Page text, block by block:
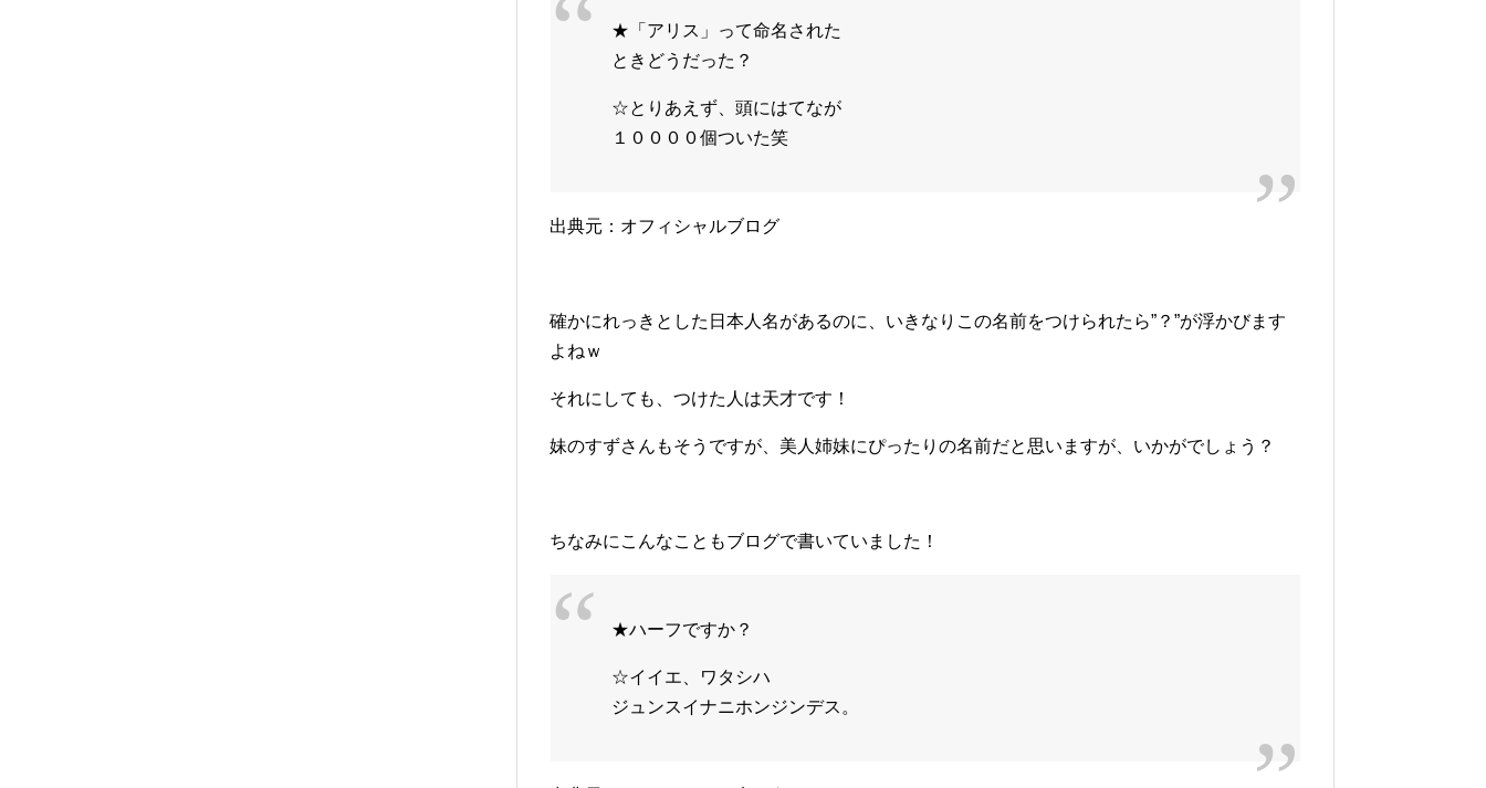
★「アリス」って命名された
ときどうだった？
☆とりあえず、頭にはてなが
１００００個ついた笑
出典元：オフィシャルブログ
確かにれっきとした日本人名があるのに、いきなりこの名前をつけられたら”？”が浮かびます
よねｗ
それにしても、つけた人は天才です！
妹のすずさんもそうですが、美人姉妹にぴったりの名前だと思いますが、いかがでしょう？
ちなみにこんなこともブログで書いていました！
★ハーフですか？
☆イイエ、ワタシハ
ジュンスイナニホンジンデス。